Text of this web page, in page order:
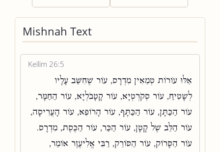
Mishnah Text
Keilim 26:5
אֵלּוּ עוֹרוֹת טְמֵאִין מִדְרָס, עוֹר שֶׁחִשַּׁב עָלָיו
לְשָׁטִיחַ, עוֹר סְקֹרְטְיָא, עוֹר קָטָבֹלְיָא, עוֹר הַחַמָּר,
עוֹר הַכַּתָּן, עוֹר הַכַּתָּף, עוֹר הָרוֹפֵא, עוֹר הָעֲרִיסָה,
עוֹר הַלֵּב שֶׁל קָטָן, עוֹר הַכַּר, עוֹר הַכֶּסֶת, מִדְרָס.
עוֹר הַסָּרוֹק, עוֹר הַסּוֹרֵק, רַבִּי אֱלִיעֶזֶר אוֹמֵר,